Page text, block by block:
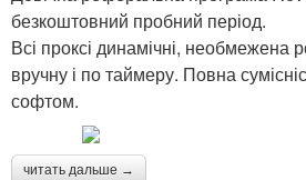
безкоштовний пробний період.
Всі проксі динамічні, необмежена
вручну і по таймеру. Повна
софтом.
читать дальше →